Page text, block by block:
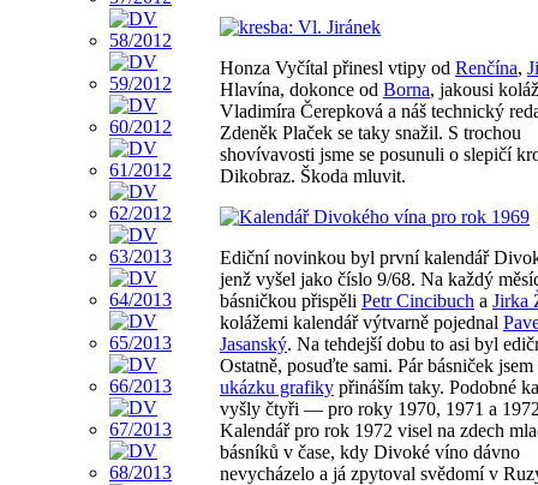
Honza Vyčítal přinesl vtipy od Renčína,
Hlavína, dokonce od Borna, jakousi
Vladimíra Čerepková a náš technický
Zdeněk Plaček se taky snažil. S trochou
shovívavosti jsme se posunuli o slepičí
Dikobraz. Škoda mluvit.
Ediční novinkou byl první kalendář
jenž vyšel jako číslo 9/68. Na každý
básničkou přispěli Petr Cincibuch a Jirka
kolážemi kalendář výtvarně pojednal
Jasanský. Na tehdejší dobu to asi byl
Ostatně, posuďte sami. Pár básniček jsem
ukázku grafiky přináším taky. Podobné
vyšly čtyři — pro roky 1970, 1971 a
Kalendář pro rok 1972 visel na zdech
básníků v čase, kdy Divoké víno dávno
nevycházelo a já zpytoval svědomí v